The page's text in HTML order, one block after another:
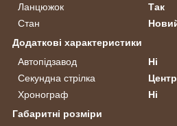
Ланцюжок
Так
Стан
Додаткові характеристики
Автопідзавод
Ні
Секундна стрілка
Хронограф
Ні
Габаритні розміри